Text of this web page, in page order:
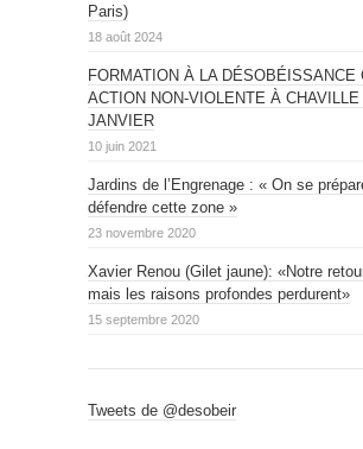
Paris)
18 août 2024
FORMATION À LA DÉSOBÉISSANCE
ACTION NON-VIOLENTE À
JANVIER
10 juin 2021
Jardins de l’Engrenage : « On se
défendre cette zone »
23 novembre 2020
Xavier Renou (Gilet jaune): «Notre
mais les raisons profondes perdurent»
15 septembre 2020
Tweets de @desobeir